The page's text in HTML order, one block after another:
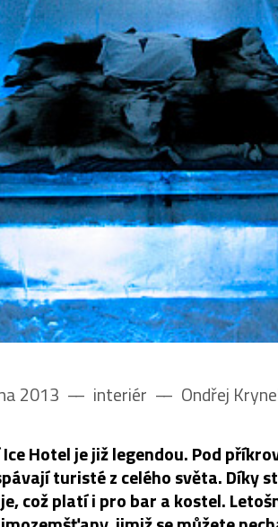
2013 –– interiér –– Ondřej
Hotel je již legendou. Pod
turisté z celého světa. Díky
což platí i pro bar a kostel.